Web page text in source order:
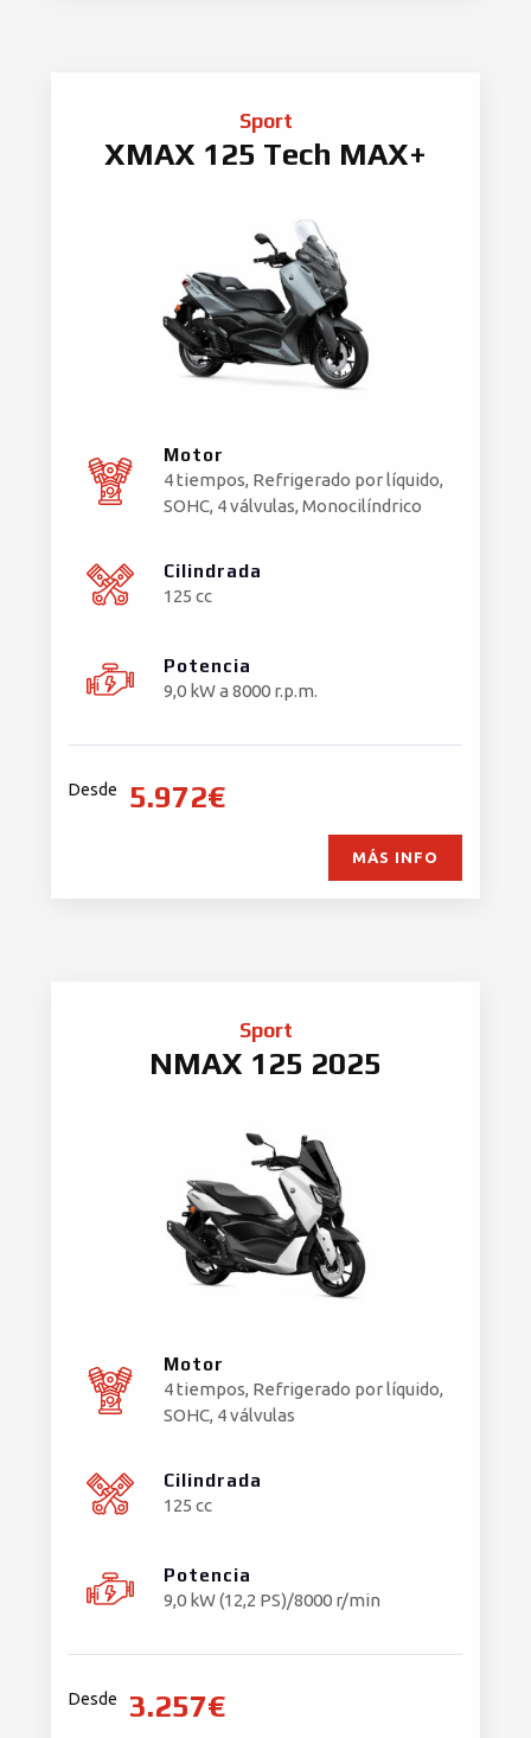
Sport
XMAX 125 Tech MAX+
Motor
4 tiempos, Refrigerado por líquido,
SOHC, 4 válvulas, Monocilíndrico
Cilindrada
125 cc
Potencia
9,0 kW a 8000 r.p.m.
Desde 5.972€
MÁS INFO
Sport
NMAX 125 2025
Motor
4 tiempos, Refrigerado por líquido,
SOHC, 4 válvulas
Cilindrada
125 cc
Potencia
9,0 kW (12,2 PS)/8000 r/min
Desde 3.257€